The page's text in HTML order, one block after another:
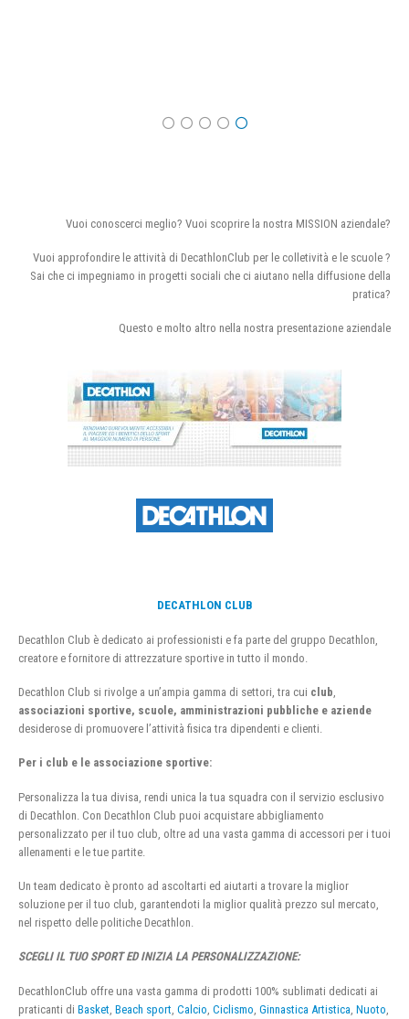
Vuoi conoscerci meglio? Vuoi scoprire la nostra MISSION aziendale?
Vuoi approfondire le attività di DecathlonClub per le colletività e le scuole ?
Sai che ci impegniamo in progetti sociali che ci aiutano nella diffusione della
pratica?
Questo e molto altro nella nostra presentazione aziendale
DECATHLON CLUB
Decathlon Club è dedicato ai professionisti e fa parte del gruppo Decathlon,
creatore e fornitore di attrezzature sportive in tutto il mondo.
Decathlon Club si rivolge a un’ampia gamma di settori, tra cui club
associazioni sportive, scuole, amministrazioni pubbliche e aziende
desiderose di promuovere l’attività fisica tra dipendenti e clienti.
Per i club e le associazione sportive:
Personalizza la tua divisa, rendi unica la tua squadra con il servizio esclusivo
di Decathlon. Con Decathlon Club puoi acquistare abbigliamento
personalizzato per il tuo club, oltre ad una vasta gamma di accessori per i tuoi
allenamenti e le tue partite.
Un team dedicato è pronto ad ascoltarti ed aiutarti a trovare la miglior
soluzione per il tuo club, garantendoti la miglior qualità prezzo sul mercato,
nel rispetto delle politiche Decathlon.
SCEGLI IL TUO SPORT ED INIZIA LA PERSONALIZZAZIONE:
DecathlonClub offre una vasta gamma di prodotti 100% sublimati dedicati ai
praticanti di Basket Beach sport Calcio Ciclismo Ginnastica Artistica Nuoto